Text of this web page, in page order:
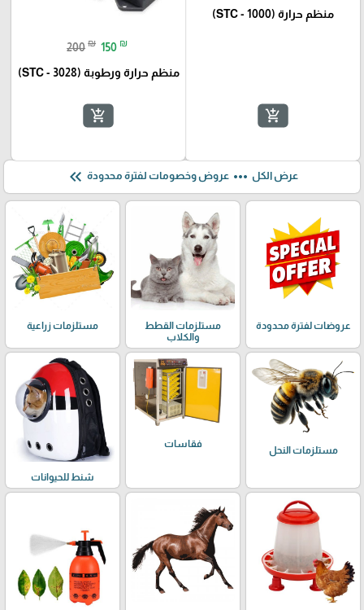
منظم حرارة (STC - 1000)
add_shopping_cart
200 ₪ 150 ₪
منظم حرارة ورطوبة (STC - 3028)
add_shopping_cart
عرض الكل more_horiz عروض وخصومات لفترة محدودة keyboard_double_arrow_left
عروضات لفترة محدودة
مستلزمات القطط
والكلاب
مستلزمات زراعية
مستلزمات النحل
فقاسات
شنط للحيوانات